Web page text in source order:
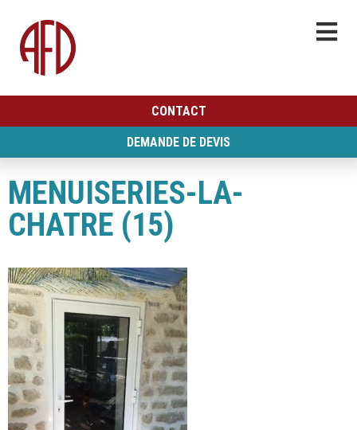
CONTACT
DEMANDE DE DEVIS
MENUISERIES-LA-
CHATRE (15)